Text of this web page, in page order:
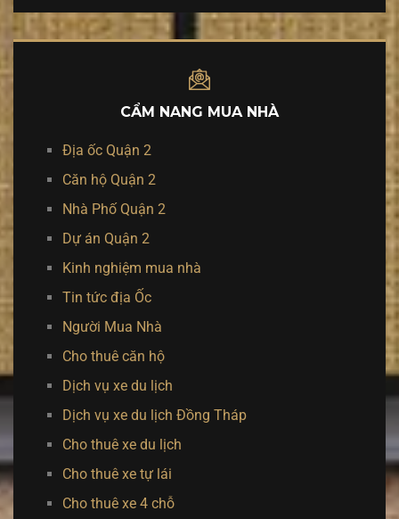
CẨM NANG MUA NHÀ
Địa ốc Quận 2
Căn hộ Quận 2
Nhà Phố Quận 2
Dự án Quận 2
Kinh nghiệm mua nhà
Tin tức địa Ốc
Người Mua Nhà
Cho thuê căn hộ
Dịch vụ xe du lịch
Dịch vụ xe du lịch Đồng Tháp
Cho thuê xe du lịch
Cho thuê xe tự lái
Cho thuê xe 4 chỗ